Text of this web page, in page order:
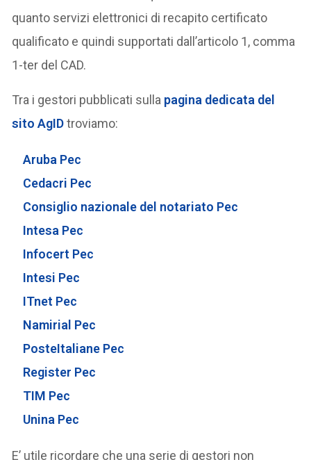
quanto servizi elettronici di recapito certificato
qualificato e quindi supportati dall’articolo 1, comma
1-ter del CAD.
Tra i gestori pubblicati sulla pagina dedicata del
sito AgIDtroviamo:
Aruba Pec
Cedacri Pec
Consiglio nazionale del notariato Pec
Intesa Pec
Infocert Pec
Intesi Pec
ITnet Pec
Namirial Pec
PosteItaliane Pec
Register Pec
TIM Pec
Unina Pec
E’ utile ricordare che una serie di gestori non